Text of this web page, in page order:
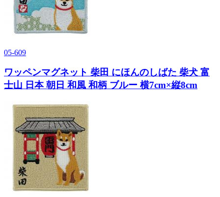
05-609
ワッペンマグネット 柴田 にほんのしばた 柴犬 富
士山 日本 朝日 和風 和柄 ブルー 横7cm×縦8cm